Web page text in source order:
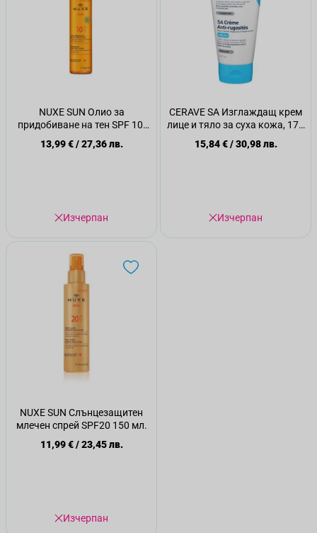
NUXE SUN Олио за
придобиване на тен SPF 10,
13,99 €/27,36 лв.
Изчерпан
CERAVE SA Изглаждащ крем
лице и тяло за суха кожа, 177
15,84 €/30,98 лв.
Изчерпан
NUXE SUN Слънцезащитен
млечен спрей SPF20 150 мл.
11,99 €/23,45 лв.
Изчерпан